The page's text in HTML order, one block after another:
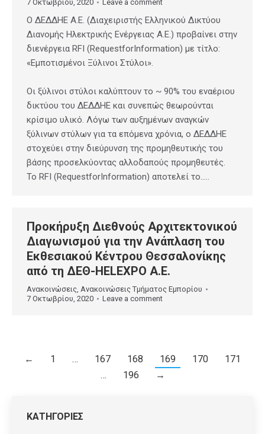
7 Οκτωβρίου, 2020 Leave a comment
Ο ΔΕΔΔΗΕ Α.Ε. (Διαχειριστής Ελληνικού Δικτύου
Διανομής Ηλεκτρικής Ενέργειας Α.Ε.) προβαίνει στην
διενέργεια RFI (RequestforInformation) με τίτλο:
«Εμποτισμένοι Ξύλινοι Στύλοι».
Οι ξύλινοι στύλοι καλύπτουν το ~ 90% του εναέριου
δικτύου του ΔΕΔΔΗΕ και συνεπώς θεωρούνται
κρίσιμο υλικό. Λόγω των αυξημένων αναγκών
ξύλινων στύλων για τα επόμενα χρόνια, ο ΔΕΔΔΗΕ
στοχεύει στην διεύρυνση της προμηθευτικής του
βάσης προσελκύοντας αλλοδαπούς προμηθευτές.
Το RFI (RequestforInformation) αποτελεί το…..
Προκήρυξη Διεθνούς Αρχιτεκτονικού
Διαγωνισμού για την Ανάπλαση του
Εκθεσιακού Κέντρου Θεσσαλονίκης
από τη ΔΕΘ-HELEXPO Α.Ε.
Ανακοινώσεις, Ανακοινώσεις Τμήματος Εμπορίου
7 Οκτωβρίου, 2020
Leave a comment
← 1 … 167 168 169 170
171
…
196 →
ΚΑΤΗΓΟΡΙΕΣ